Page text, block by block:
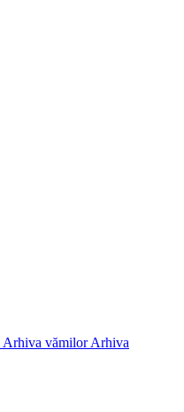
Arhiva vămilor Arhiva